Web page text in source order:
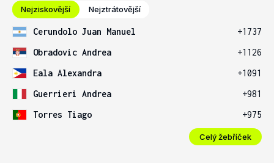
Nejziskovější Nejztrátovější
Cerundolo Juan Manuel
+1737
Obradovic Andrea
+1126
Eala Alexandra
+1091
Guerrieri Andrea
+981
Torres Tiago
+975
Celý žebříček